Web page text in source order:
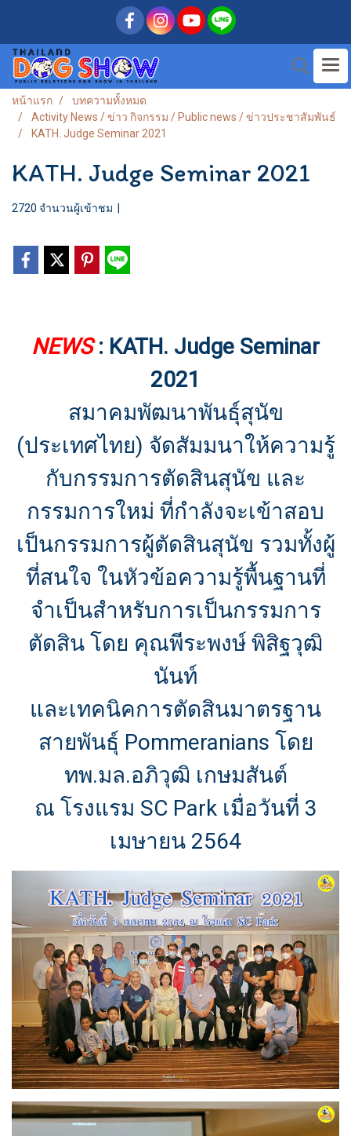
หน้าแรก
บทความทั้งหมด
Activity News / ข่าว กิจกรรม / Public news / ข่าวประชาสัมพันธ์
KATH. Judge Seminar 2021
KATH. Judge Seminar 2021
2720 จำนวนผู้เข้าชม
NEWS: KATH. Judge Seminar
2021
สมาคมพัฒนาพันธุ์สุนัข
(ประเทศไทย) จัดสัมมนาให้ความรู้
กับกรรมการตัดสินสุนัข และ
กรรมการใหม่ ที่กำลังจะเข้าสอบ
เป็นกรรมการผู้ตัดสินสุนัข รวมทั้งผู้
ที่สนใจ ในหัวข้อความรู้พื้นฐานที่
จำเป็นสำหรับการเป็นกรรมการ
ตัดสิน โดย คุณพีระพงษ์ พิสิฐวุฒิ
นันท์
และเทคนิคการตัดสินมาตรฐาน
สายพันธุ์ Pommeranians โดย
ทพ.มล.อภิวุฒิ เกษมสันต์
ณ โรงแรม SC Park เมื่อวันที่ 3
เมษายน 2564